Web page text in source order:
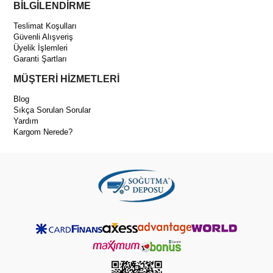
Sık Sorulan Sorular
Kaç watt?
10W gücündedir.
5W modelden farkı nedir?
Daha güçlü hava debisi sağlar ve daha geniş hacimli sistemlerde
Sessiz mi çalışır?
Evet, düşük titreşimli ve stabil çalışır.
BİLGİLENDİRME
Teslimat Koşulları
Güvenli Alışveriş
Üyelik İşlemleri
Garanti Şartları
MÜŞTERİ HİZMETLERİ
Blog
Sıkça Sorulan Sorular
Yardım
Kargom Nerede?